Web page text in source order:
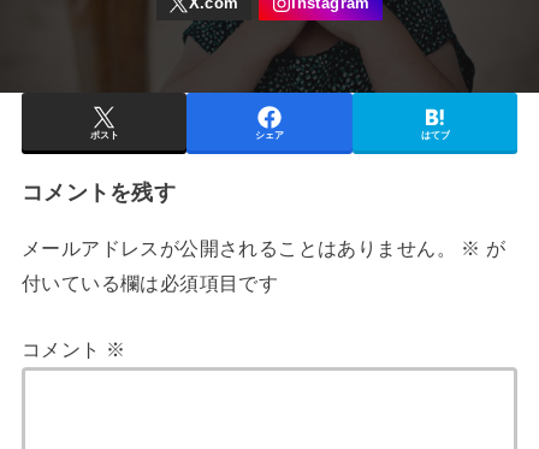
ポスト シェア はてブ
コメントを残す
メールアドレスが公開されることはありません。 ※ が
付いている欄は必須項目です
コメント ※